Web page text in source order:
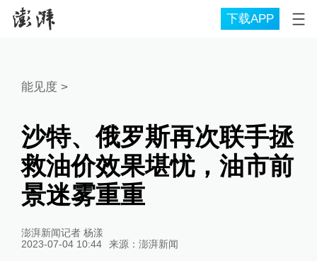
下载APP
能见度 >
沙特、俄罗斯再次联手拯
救油价效果堪忧，油市前
景迷雾重重
澎湃新闻记者 杨漾
2023-07-04 10:44
来源： 澎湃新闻